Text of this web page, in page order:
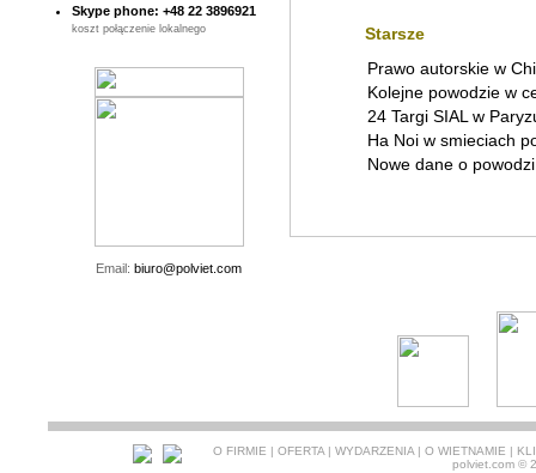
28.10.2014
Sajgonskie stare drzewa
07.10.2014
Poczta Sajgonska
Skype phone: +48 22 3896921
koszt połączenie lokalnego
Email: biuro@polviet.com
Starsze
Prawo autorskie w
Kolejne powodzie w
24 Targi SIAL w
Ha Noi w smieciach
Nowe dane o
O FIRMIE | OFERTA | WYDARZENIA | O WIETNAMIE |
polviet.com ©